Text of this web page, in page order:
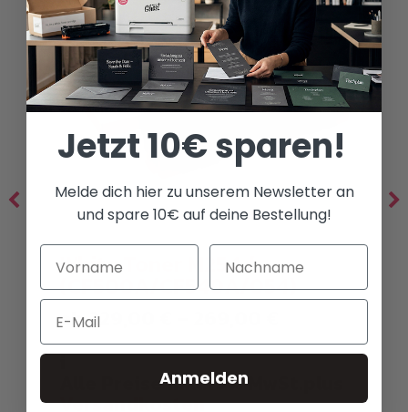
White Toner M254 /
(CF500A/CF540A/054)
ab229,00
229,00 €
bis
i
Alle Preise inkl.19% MwSt.plus
Versandkosten
Jetzt 10€ sparen!
Melde dich hier zu unserem Newsletter an
und spare 10€ auf deine Bestellung!
Email
Anmelden